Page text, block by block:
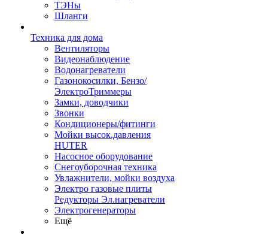
ТЭНы
Шланги
Техника для дома
Вентиляторы
Видеонаблюдение
Водонагреватели
Газонокосилки, Бензо/
ЭлектроТриммеры
Замки, доводчики
Звонки
Кондиционеры/фитинги
Мойки высок.давления
HUTER
Насосное оборудование
Снегоуборочная техника
Увлажнители, мойки воздуха
Электро газовые плиты
Редукторы Эл.нагреватели
Электрогенераторы
Ещё